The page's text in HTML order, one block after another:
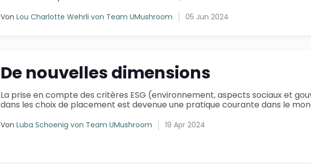
Von Lou Charlotte Wehrli von Team UMushroom 05 Jun 2024
De nouvelles dimensions
La prise en compte des critères ESG (environnement, aspects sociaux et gouvernance de l’entreprise)
dans les choix de placement est devenue une pratique courante dans le
Von Luba Schoenig von Team UMushroom 19 Apr 2024